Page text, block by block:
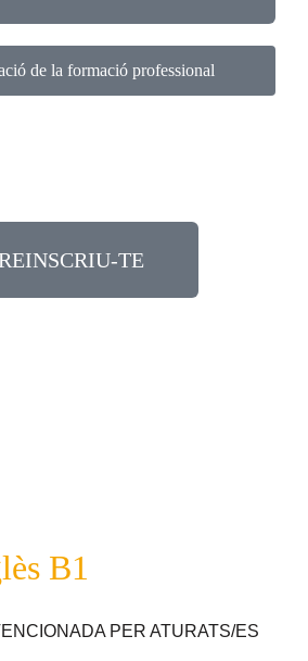
de la formació professional
TE
B1
PER ATURATS/ES